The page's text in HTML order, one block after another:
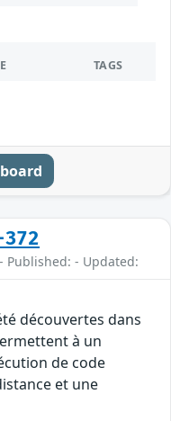
TAGS
- Published: - Updated:
découvertes dans
à un
de code
et une